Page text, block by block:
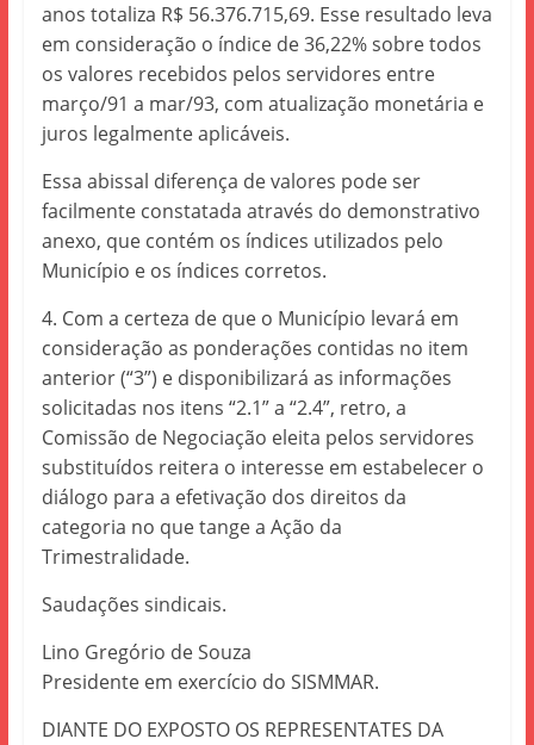
anos totaliza R$ 56.376.715,69. Esse resultado leva
em consideração o índice de 36,22% sobre todos
os valores recebidos pelos servidores entre
março/91 a mar/93, com atualização monetária e
juros legalmente aplicáveis.
Essa abissal diferença de valores pode ser
facilmente constatada através do demonstrativo
anexo, que contém os índices utilizados pelo
Município e os índices corretos.
4. Com a certeza de que o Município levará em
consideração as ponderações contidas no item
anterior (“3”) e disponibilizará as informações
solicitadas nos itens “2.1” a “2.4”, retro, a
Comissão de Negociação eleita pelos servidores
substituídos reitera o interesse em estabelecer o
diálogo para a efetivação dos direitos da
categoria no que tange a Ação da
Trimestralidade.
Saudações sindicais.
Lino Gregório de Souza
Presidente em exercício do SISMMAR.
DIANTE DO EXPOSTO OS REPRESENTATES DA